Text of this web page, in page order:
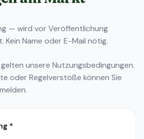
— wird vor Veröffentlichung
Name oder E-Mail nötig.
unsere Nutzungsbedingungen.
oder Regelverstöße können Sie
melden.
*